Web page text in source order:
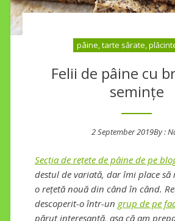
pâine, tarte sărate,
Felii de pâine cu
semințe
2 September 2019By :
Secția de rețete de pâine de pe
destul de variată, dar îmi place să
o rețetă nouă din când în când.
descoperit-o într-un grup de pe
părut interesantă, așa că am